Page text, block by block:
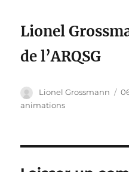
Lionel
de l’ARQSG
Auteur
Lionel Grossmann
animations